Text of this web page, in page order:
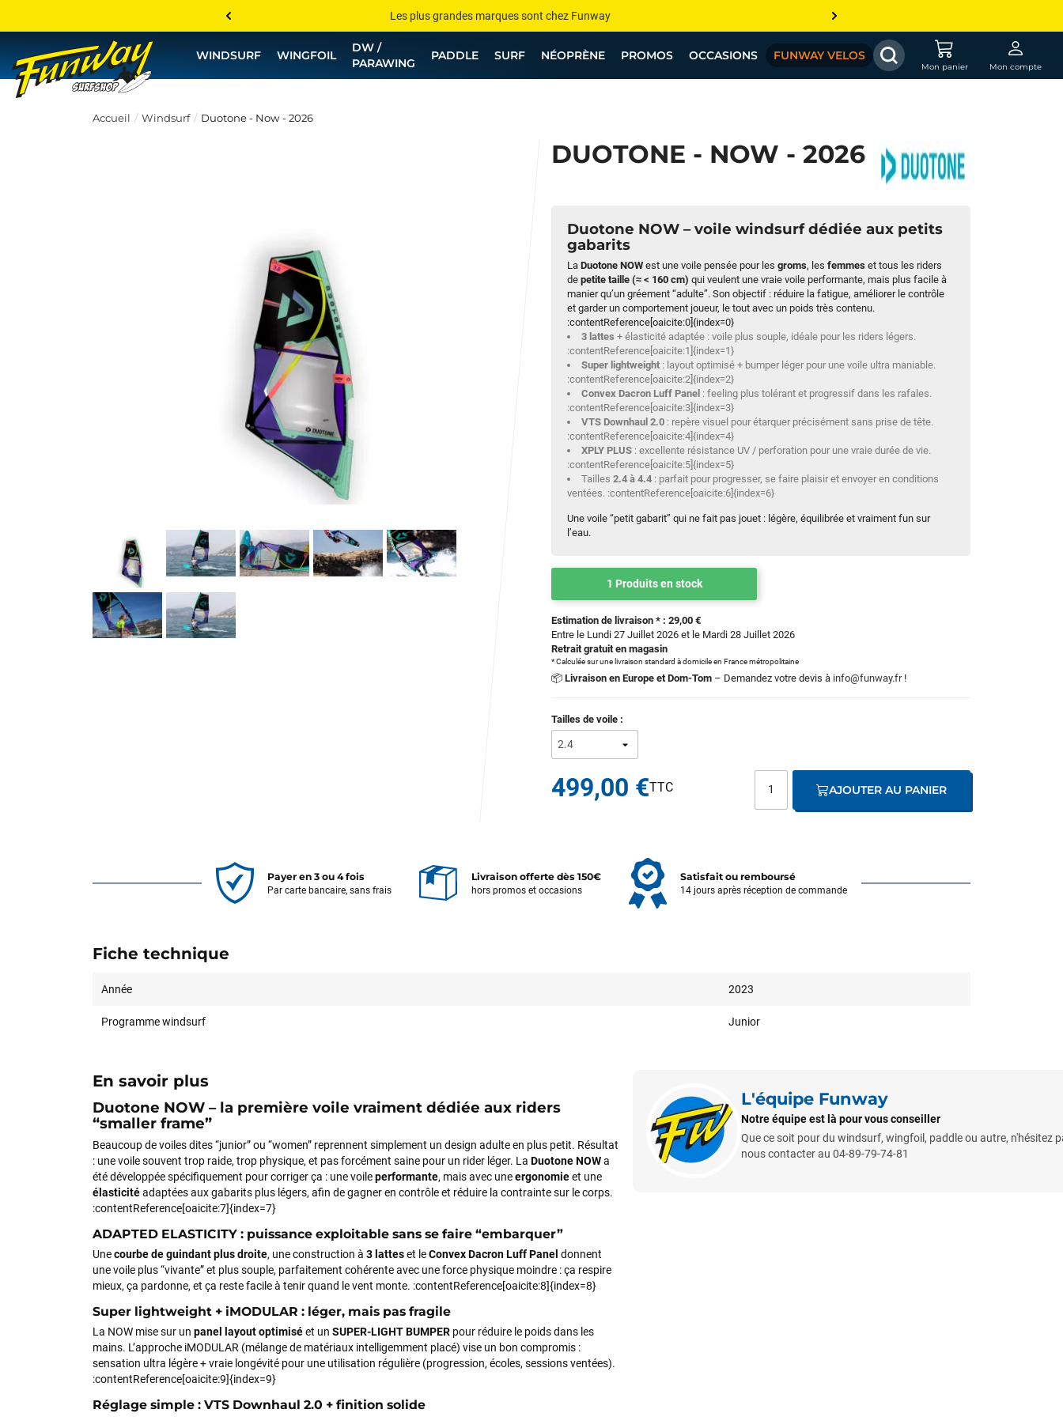
Les plus grandes marques sont chez Funway
Jusqu’à -75% de remise sur le windsurf, wingfoil, etc...
💰 Meilleur prix garanti — Moins cher ailleurs ? On s’aligne !
WINDSURF WINGFOIL
DW /
PARAWING
PADDLE SURF NÉOPRÈNE PROMOS OCCASIONS FUNWAY VELOS
Mon panier Mon compte
Accueil Windsurf Duotone - Now - 2026
DUOTONE - NOW - 2026
Duotone NOW – voile windsurf dédiée aux petits
gabarits
La Duotone NOW est une voile pensée pour les groms, les femmes et tous les riders
de petite taille (≈ < 160 cm) qui veulent une vraie voile performante, mais plus facile à
manier qu’un gréement “adulte”. Son objectif : réduire la fatigue, améliorer le contrôle
et garder un comportement joueur, le tout avec un poids très contenu.
:contentReference[oaicite:0]{index=0}
3 lattes + élasticité adaptée : voile plus souple, idéale pour les riders légers.
:contentReference[oaicite:1]{index=1}
Super lightweight : layout optimisé + bumper léger pour une voile ultra maniable.
:contentReference[oaicite:2]{index=2}
Convex Dacron Luff Panel : feeling plus tolérant et progressif dans les rafales.
:contentReference[oaicite:3]{index=3}
VTS Downhaul 2.0 : repère visuel pour étarquer précisément sans prise de tête.
:contentReference[oaicite:4]{index=4}
XPLY PLUS : excellente résistance UV / perforation pour une vraie durée de vie.
:contentReference[oaicite:5]{index=5}
Tailles2.4 à 4.4 : parfait pour progresser, se faire plaisir et envoyer en conditions
ventées. :contentReference[oaicite:6]{index=6}
Une voile “petit gabarit” qui ne fait pas jouet : légère, équilibrée et vraiment fun sur
l’eau.
1 Produits en stock
Estimation de livraison * : 29,00 €
Entre le Lundi 27 Juillet 2026 et le Mardi 28 Juillet 2026
Retrait gratuit en magasin
* Calculée sur une livraison standard à domicile en France métropolitaine
📦 Livraison en Europe et Dom-Tom – Demandez votre devis à info@funway.fr!
Tailles de voile :
499,00 € AJOUTER AU PANIER
Payer en 3 ou 4 fois
Par carte bancaire, sans frais
Livraison offerte dès 150€
hors promos et occasions
Satisfait ou remboursé
14 jours après réception de commande
Fiche technique
Année 2023
Programme windsurf Junior
En savoir plus
Duotone NOW – la première voile vraiment dédiée aux riders
“smaller frame”
Beaucoup de voiles dites “junior” ou “women” reprennent simplement un design adulte en plus petit. Résultat
: une voile souvent trop raide, trop physique, et pas forcément saine pour un rider léger. La Duotone NOWa
été développée spécifiquement pour corriger ça : une voileperformante, mais avec uneergonomieet une
élasticitéadaptées aux gabarits plus légers, afin de gagner en contrôle et réduire la contrainte sur le corps.
:contentReference[oaicite:7]{index=7}
ADAPTED ELASTICITY : puissance exploitable sans se faire “embarquer”
Unecourbe de guindant plus droite, une construction à 3 latteset leConvex Dacron Luff Panel donnent
une voile plus “vivante” et plus souple, parfaitement cohérente avec une force physique moindre : ça respire
mieux, ça pardonne, et ça reste facile à tenir quand le vent monte. :contentReference[oaicite:8]{index=8}
Super lightweight + iMODULAR : léger, mais pas fragile
La NOW mise sur un panel layout optimiséet un SUPER-LIGHT BUMPER pour réduire le poids dans les
mains. L’approche iMODULAR (mélange de matériaux intelligemment placé) vise un bon compromis :
sensation ultra légère + vraie longévité pour une utilisation régulière (progression, écoles, sessions ventées).
:contentReference[oaicite:9]{index=9}
Réglage simple : VTS Downhaul 2.0 + finition solide
L'équipe Funway
Notre équipe est là pour vous conseiller
Que ce soit pour du windsurf, wingfoil, paddle ou autre, n'hésitez
nous contacter au 04-89-79-74-81